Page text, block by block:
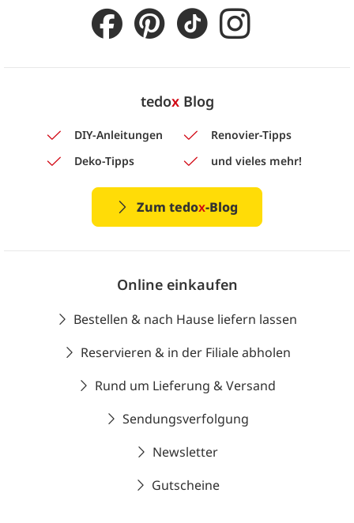
tedoxBlog
DIY-Anleitungen
Renovier-Tipps
Deko-Tipps
und vieles mehr!
Zum tedox-Blog
Online einkaufen
Bestellen & nach Hause liefern lassen
Reservieren & in der Filiale abholen
Rund um Lieferung & Versand
Sendungsverfolgung
Newsletter
Gutscheine